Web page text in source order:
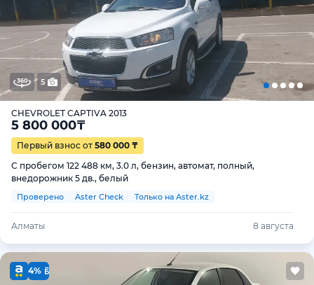
5
CHEVROLET CAPTIVA 2013
5 800 000₸
Первый взнос от 580 000 ₸
С пробегом 122 488 км, 3.0 л, бензин, автомат, полный,
внедорожник 5 дв., белый
Проверено Aster Check Только на Aster.kz
Алматы 8 августа
4%